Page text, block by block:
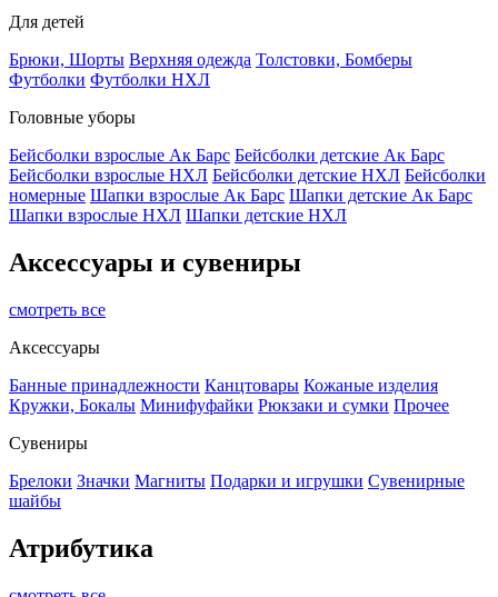
Для детей
Брюки, Шорты Верхняя одежда Толстовки, Бомберы
Футболки Футболки НХЛ
Головные уборы
Бейсболки взрослые Ак Барс Бейсболки детские Ак Барс
Бейсболки взрослые НХЛ Бейсболки детские НХЛ Бейсболки
номерные Шапки взрослые Ак Барс Шапки детские Ак Барс
Шапки взрослые НХЛ Шапки детские НХЛ
Аксессуары и сувениры
смотреть все
Аксессуары
Банные принадлежности Канцтовары Кожаные изделия
Кружки, Бокалы Минифуфайки Рюкзаки и сумки Прочее
Сувениры
Брелоки Значки Магниты Подарки и игрушки Сувенирные
шайбы
Атрибутика